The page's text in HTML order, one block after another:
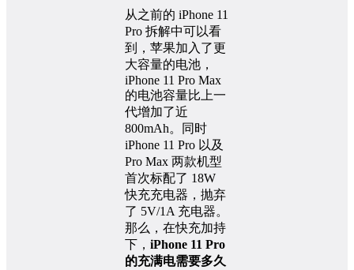
从之前的 iPhone 11
Pro 拆解中可以看
到，苹果加入了更
大容量的电池，
iPhone 11 Pro Max
的电池容量比上一
代增加了近
800mAh。同时
iPhone 11 Pro 以及
Pro Max 两款机型
首次标配了 18W
快充充电器，抛弃
了 5V/1A 充电器。
那么，在快充加持
下， iPhone 11 Pro
的充满电需要多久